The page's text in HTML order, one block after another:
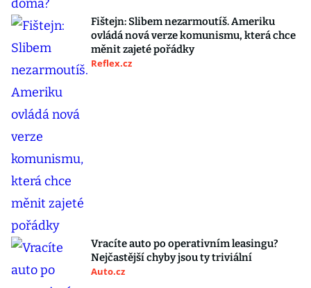
Fištejn: Slibem nezarmoutíš. Ameriku
ovládá nová verze komunismu, která chce
měnit zajeté pořádky
Reflex.cz
Vracíte auto po operativním leasingu?
Nejčastější chyby jsou ty triviální
Auto.cz